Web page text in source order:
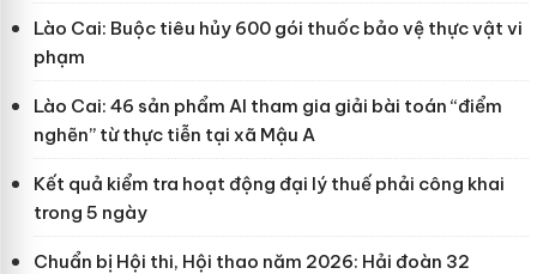
Lào Cai: Buộc tiêu hủy 600 gói thuốc bảo vệ thực vật vi
phạm
Lào Cai: 46 sản phẩm AI tham gia giải bài toán “điểm
nghẽn” từ thực tiễn tại xã Mậu A
Kết quả kiểm tra hoạt động đại lý thuế phải công khai
trong 5 ngày
Chuẩn bị Hội thi, Hội thao năm 2026: Hải đoàn 32